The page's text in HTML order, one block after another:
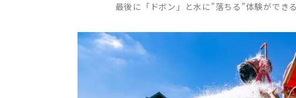
最後に「ドボン」と水に”落ちる”体験ができ